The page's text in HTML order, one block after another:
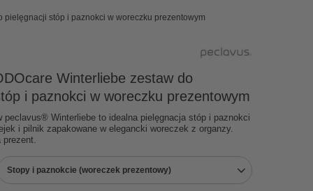
stóp i paznokci w woreczku prezentowym
Winterliebe zestaw do
i paznokci w woreczku prezentowym
peclavus® Winterliebe to idealna pielęgnacja stóp i paznokci
i pilnik zapakowane w elegancki woreczek z organzy.
prezent.
Stopy i paznokcie (woreczek prezentowy)